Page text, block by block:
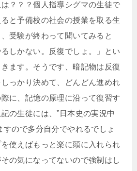
？？？個人指導シグマの生徒で
と予備校の社会の授業を取る生
受験が終わって聞いてみると
るしかない。反復でしょ。」とい
ます。そうです、暗記物は反復
っかり決めて、どんどん進めれ
に、記憶の原理に沿って復習す
の生徒には、”日本史の実況中
すので多分自分でやれるでしょ
使えばもっと楽に頭に入れられ
の気になってないので強制はし